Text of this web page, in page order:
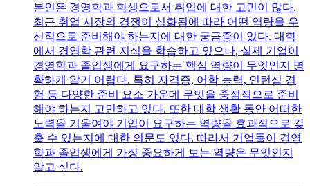
본인은 경영학과 학생으로서 취업에 대한 고민이 많다.
최근 취업 시장의 경쟁이 심화됨에 따라 어떤 역량을 우
선적으로 준비해야 하는지에 대한 궁금증이 있다. 대학
에서 경영학 관련 지식을 학습하고 있으나, 실제 기업이
경영학과 졸업생에게 요구하는 핵심 역량이 무엇인지 명
확하게 알기 어렵다. 특히 자격증, 어학 능력, 인턴십 경
험 등 다양한 준비 요소 가운데 무엇을 중점적으로 준비
해야 하는지 고민하고 있다. 또한 대학 생활 동안 어떠한
노력을 기울여야 기업이 요구하는 역량을 효과적으로 갖
출 수 있는지에 대한 의문도 있다. 따라서 기업들이 경영
학과 졸업생에게 가장 중요하게 보는 역량은 무엇인지
알고 싶다.